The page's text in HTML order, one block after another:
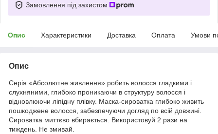
Замовлення під захистом
Опис Характеристики Доставка Оплата Умови
Опис
Серія «Абсолютне живлення» робить волосся гладкими і
слухняними, глибоко проникаючи в структуру волосся і
відновлюючи ліпідну плівку. Маска-сироватка глибоко живить
пошкоджене волосся, забезпечуючи догляд по всій довжині.
Сироватка миттєво вбирається. Використовуй 2 рази на
тиждень. Не змивай.